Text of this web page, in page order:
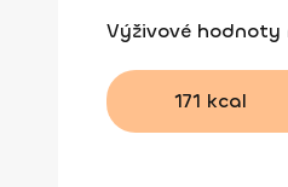
Výživové hodnoty
171 kcal